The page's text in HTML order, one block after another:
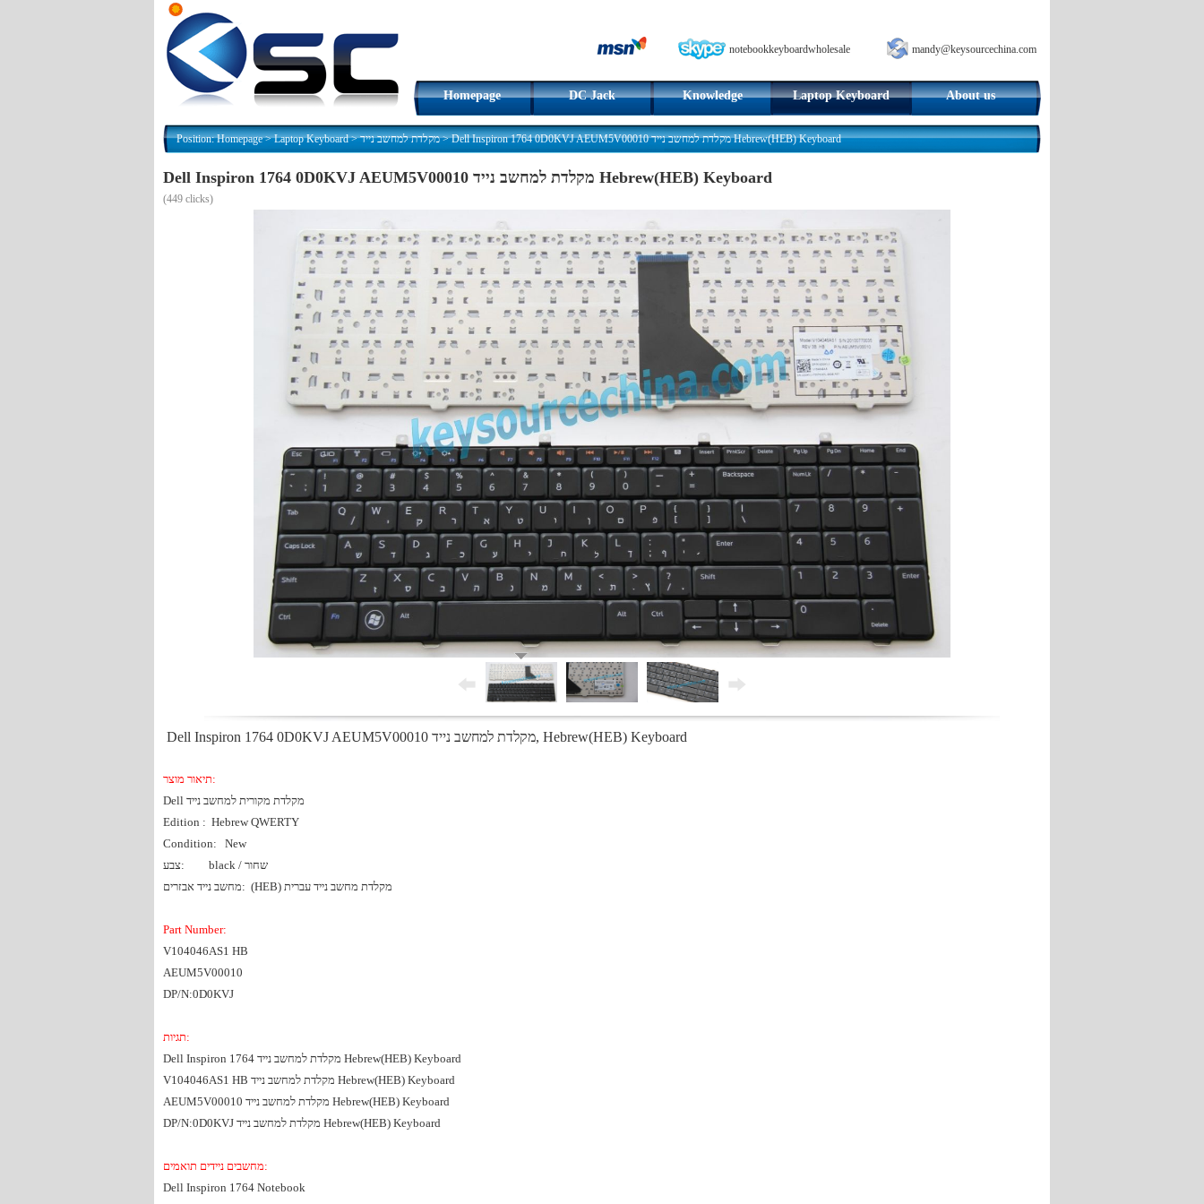
notebookkeyboardwholesale mandy@keysourcechina.com
Homepage DC Jack Knowledge Laptop Keyboard About us
Position:Homepage>Laptop Keyboard>מקלדת למחשב נייד> Dell Inspiron 1764 0D0KVJ AEUM5V00010 מקלדת למחשב נייד Hebrew(HEB) Keyboard
Dell Inspiron 1764 0D0KVJ AEUM5V00010 מקלדת למחשב נייד Hebrew(HEB) Keyboard
(449 clicks)
Dell Inspiron 1764 0D0KVJ AEUM5V00010 מקלדת למחשב נייד, Hebrew(HEB) Keyboard
תיאור מוצר:
Dell מקלדת מקורית למחשב נייד
Edition : Hebrew QWERTY
Condition: New
צבע:
מחשב נייד אבזרים: (HEB) מקלדת מחשב נייד עברית
Part Number:
V104046AS1 HB
AEUM5V00010
DP/N:0D0KVJ
תגיות:
Dell Inspiron 1764 מקלדת למחשב נייד Hebrew(HEB) Keyboard
V104046AS1 HB מקלדת למחשב נייד Hebrew(HEB) Keyboard
AEUM5V00010 מקלדת למחשב נייד Hebrew(HEB) Keyboard
DP/N:0D0KVJ מקלדת למחשב נייד Hebrew(HEB) Keyboard
מחשבים ניידים תואמים:
Dell Inspiron 1764 Notebook